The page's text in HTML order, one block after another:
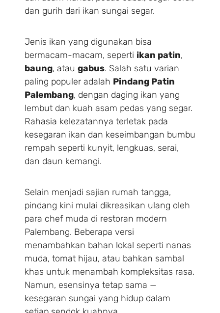
dan gurih dari ikan sungai segar.
Jenis ikan yang digunakan bisa
bermacam-macam, seperti ikan patin,
baung, atau gabus. Salah satu varian
paling populer adalah Pindang Patin
Palembang, dengan daging ikan yang
lembut dan kuah asam pedas yang segar.
Rahasia kelezatannya terletak pada
kesegaran ikan dan keseimbangan bumbu
rempah seperti kunyit, lengkuas, serai,
dan daun kemangi.
Selain menjadi sajian rumah tangga,
pindang kini mulai dikreasikan ulang oleh
para chef muda di restoran modern
Palembang. Beberapa versi
menambahkan bahan lokal seperti nanas
muda, tomat hijau, atau bahkan sambal
khas untuk menambah kompleksitas rasa.
Namun, esensinya tetap sama —
kesegaran sungai yang hidup dalam